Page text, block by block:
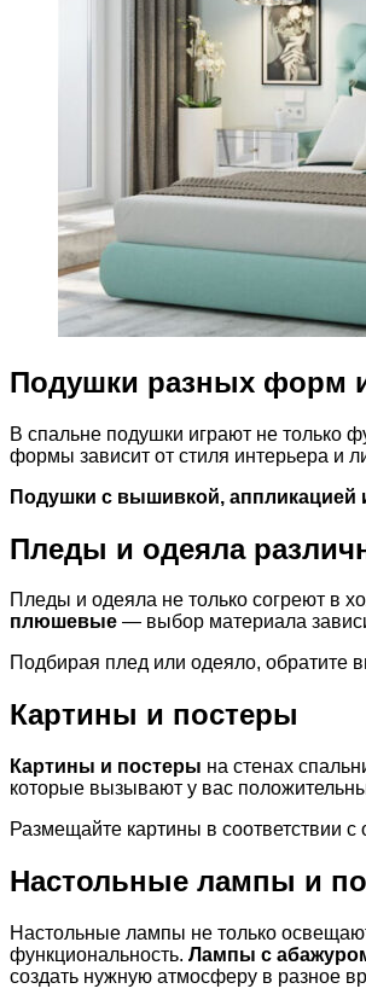
Подушки разных форм
В спальне подушки играют не только
формы зависит от стиля интерьера и
Подушки с вышивкой, аппликацией
Пледы и одеяла
Пледы и одеяла не только согреют в
плюшевые — выбор материала
Подбирая плед или одеяло, обратите
Картины и постеры
Картины и постеры на стенах
которые вызывают у вас
Размещайте картины в соответствии
Настольные лампы и
Настольные лампы не только
функциональность. Лампы с
создать нужную атмосферу в разное